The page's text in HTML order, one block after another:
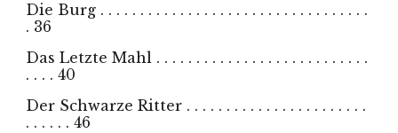
Die Burg . . . . . . . . . . . . . . . . . . . . . . . . . . . . . . . . . .
. 36
Das Letzte Mahl . . . . . . . . . . . . . . . . . . . . . . . . . . .
. . . . 40
Der Schwarze Ritter . . . . . . . . . . . . . . . . . . . . . . .
. . . . . . 46